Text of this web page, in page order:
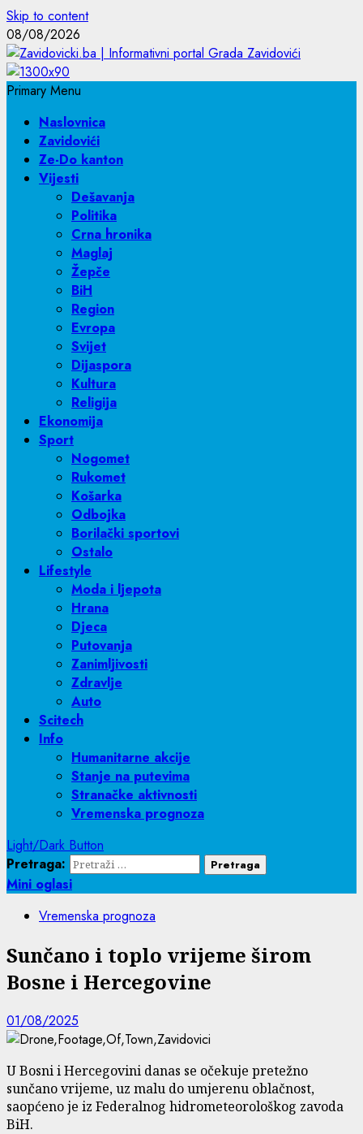
Skip to content
08/08/2026
Primary Menu
Naslovnica
Zavidovići
Ze-Do kanton
Vijesti
Dešavanja
Politika
Crna hronika
Maglaj
Žepče
BiH
Region
Evropa
Svijet
Dijaspora
Kultura
Religija
Ekonomija
Sport
Nogomet
Rukomet
Košarka
Odbojka
Borilački sportovi
Ostalo
Lifestyle
Moda i ljepota
Hrana
Djeca
Putovanja
Zanimljivosti
Zdravlje
Auto
Scitech
Info
Humanitarne akcije
Stanje na putevima
Stranačke aktivnosti
Vremenska prognoza
Light/Dark Button
Pretraga:
Mini oglasi
Vremenska prognoza
Sunčano i toplo vrijeme širom
Bosne i Hercegovine
01/08/2025
U Bosni i Hercegovini danas se očekuje pretežno
sunčano vrijeme, uz malu do umjerenu oblačnost,
saopćeno je iz Federalnog hidrometeorološkog zavoda
BiH.